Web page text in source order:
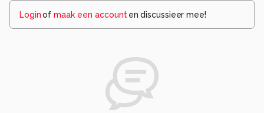
Loginof maak een account en discussieer mee!